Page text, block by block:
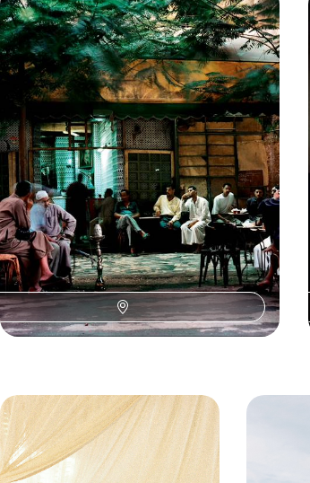
Focus sur Le Caire - Séjour
photographique dans les pas de
Denis Dailleux
(Re)découvrir Le Caire dans des conditions
privilégiées, en compagnie d'un photographe
éclairé
8 jours, de 7700 à 9800 $ CA